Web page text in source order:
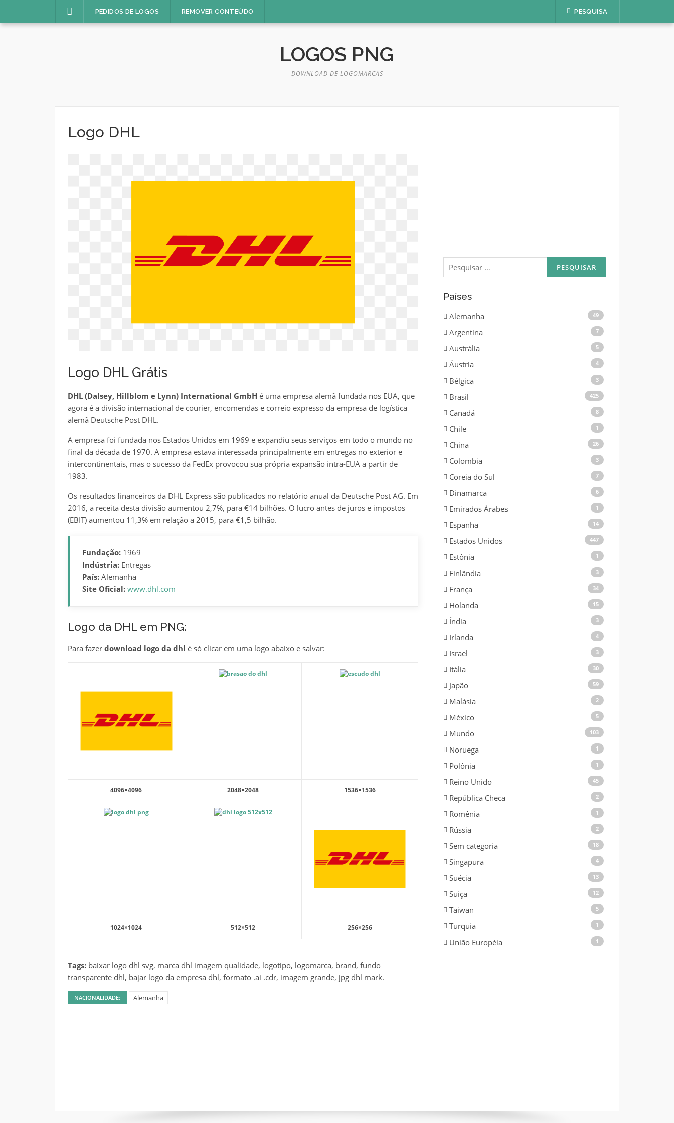
PEDIDOS DE LOGOS REMOVER CONTEÚDO PESQUISA
LOGOS PNG
DOWNLOAD DE LOGOMARCAS
Logo DHL
Logo DHL Grátis
DHL (Dalsey, Hillblom e Lynn) International GmbH é uma empresa alemã fundada nos EUA, que
agora é a divisão internacional de courier, encomendas e correio expresso da empresa de logística
alemã Deutsche Post DHL.
A empresa foi fundada nos Estados Unidos em 1969 e expandiu seus serviços em todo o mundo no
final da década de 1970. A empresa estava interessada principalmente em entregas no exterior e
intercontinentais, mas o sucesso da FedEx provocou sua própria expansão intra-EUA a partir de
1983.
Os resultados financeiros da DHL Express são publicados no relatório anual da Deutsche Post AG. Em
2016, a receita desta divisão aumentou 2,7%, para €14 bilhões. O lucro antes de juros e impostos
(EBIT) aumentou 11,3% em relação a 2015, para €1,5 bilhão.
Fundação:1969
Indústria:Entregas
País:Alemanha
Site Oficial: www.dhl.com
Logo da DHL em PNG:
Para fazer download logo da dhl é só clicar em uma logo abaixo e salvar:
4096×4096 2048×2048 1536×1536
1024×1024 512×512 256×256
Tags: baixar logo dhl svg, marca dhl imagem qualidade, logotipo, logomarca, brand, fundo
transparente dhl, bajar logo da empresa dhl, formato .ai .cdr, imagem grande, jpg dhl mark.
NACIONALIDADE: Alemanha
Pesquisar
por:
Países
Alemanha 49
Argentina 7
Austrália 5
Áustria 4
Bélgica 3
Brasil 425
Canadá 8
Chile 1
China 26
Colombia 3
Coreia do Sul 7
Dinamarca 6
Emirados Árabes 1
Espanha 14
Estados Unidos 447
Estônia 1
Finlândia 3
França 34
Holanda 15
Índia 3
Irlanda 4
Israel 3
Itália 30
Japão 59
Malásia 2
México 5
Mundo 103
Noruega 1
Polônia 1
Reino Unido 45
República Checa 2
Romênia 1
Rússia 2
Sem categoria 18
Singapura 4
Suécia 13
Suiça 12
Taiwan 5
Turquia 1
União Européia 1